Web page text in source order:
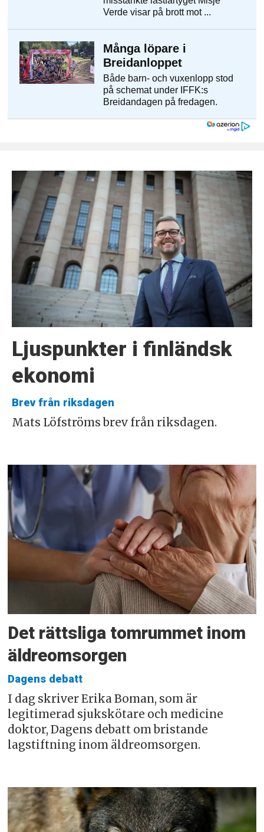
Ljuspunkter i finländsk
ekonomi
Brev från riksdagen
Mats Löfströms brev från riksdagen.
Det rättsliga tomrummet inom
äldreomsorgen
Dagens debatt
I dag skriver Erika Boman, som är
legitimerad sjukskötare och medicine
doktor, Dagens debatt om bristande
lagstiftning inom äldreomsorgen.